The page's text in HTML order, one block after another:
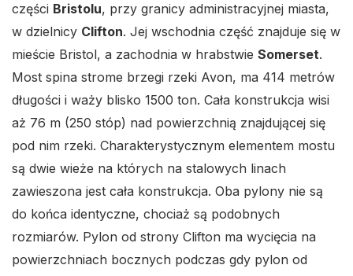
części Bristolu, przy granicy administracyjnej miasta,
w dzielnicy Clifton. Jej wschodnia część znajduje się w
mieście Bristol, a zachodnia w hrabstwie Somerset.
Most spina strome brzegi rzeki Avon, ma 414 metrów
długości i waży blisko 1500 ton. Cała konstrukcja wisi
aż 76 m (250 stóp) nad powierzchnią znajdującej się
pod nim rzeki. Charakterystycznym elementem mostu
są dwie wieże na których na stalowych linach
zawieszona jest cała konstrukcja. Oba pylony nie są
do końca identyczne, chociaż są podobnych
rozmiarów. Pylon od strony Clifton ma wycięcia na
powierzchniach bocznych podczas gdy pylon od